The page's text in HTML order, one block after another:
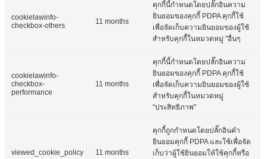
cookielawinfo-
checkbox-others
11 months
คุกกี้นี้กำหนดโดยปลั๊กอินความ
ยินยอมของคุกกี้ PDPA คุกกี้ใช้
เพื่อจัดเก็บความยินยอมของผู้ใช้
สำหรับคุกกี้ในหมวดหมู่ "อื่นๆ
cookielawinfo-
checkbox-
performance
11 months
คุกกี้นี้กำหนดโดยปลั๊กอินความ
ยินยอมของคุกกี้ PDPA คุกกี้ใช้
เพื่อจัดเก็บความยินยอมของผู้ใช้
สำหรับคุกกี้ในหมวดหมู่
"ประสิทธิภาพ"
viewed_cookie_policy 11 months
คุกกี้ถูกกำหนดโดยปลั๊กอินคำ
ยินยอมคุกกี้ PDPA และใช้เพื่อจัด
เก็บว่าผู้ใช้ยินยอมให้ใช้คุกกี้หรือ